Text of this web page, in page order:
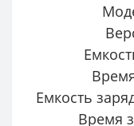
Емкость
Время